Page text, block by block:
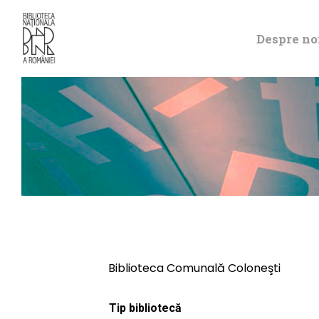
Despre
Biblioteca Comunală Coloneşti
Tip bibliotecă